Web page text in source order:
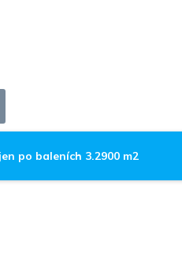
po baleních 3.2900 m2